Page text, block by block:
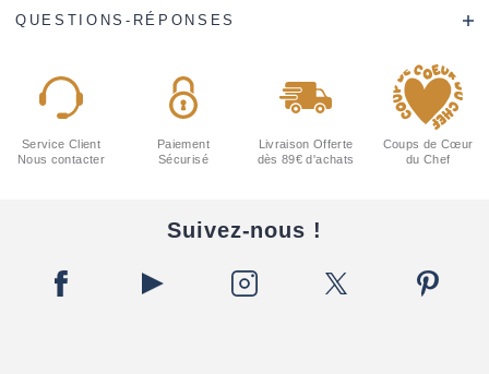
QUESTIONS-RÉPONSES
Service Client
Nous contacter
Paiement
Sécurisé
Livraison Offerte
dès 89€ d'achats
Coups de Cœur
du Chef
Suivez-nous !